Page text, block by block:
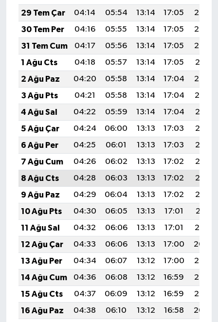
29 Tem Çar
04:14 05:54 13:14 17:05
20:24
30 Tem Per
04:16 05:55 13:14 17:05
20:23
31 Tem Cum
04:17 05:56 13:14 17:05
20:22
1 Ağu Cts
04:18 05:57 13:14 17:05
20:21
2 Ağu Paz
04:20 05:58 13:14 17:04
20:20
3 Ağu Pts
04:21 05:58 13:14 17:04
20:19
4 Ağu Sal
04:22 05:59 13:14 17:04
20:18
5 Ağu Çar
04:24 06:00 13:13 17:03
20:17
6 Ağu Per
04:25 06:01 13:13 17:03
20:16
7 Ağu Cum
04:26 06:02 13:13 17:02
20:15
8 Ağu Cts
04:28 06:03 13:13 17:02
20:13
9 Ağu Paz
04:29 06:04 13:13 17:02
20:12
10 Ağu Pts
04:30 06:05 13:13 17:01
20:11
11 Ağu Sal
04:32 06:06 13:13 17:01
20:10
12 Ağu Çar
04:33 06:06 13:13 17:00
20:09
13 Ağu Per
04:34 06:07 13:12 17:00
20:07
14 Ağu Cum
04:36 06:08 13:12 16:59
20:06
15 Ağu Cts
04:37 06:09 13:12 16:59
20:05
16 Ağu Paz
04:38 06:10 13:12 16:58
20:04